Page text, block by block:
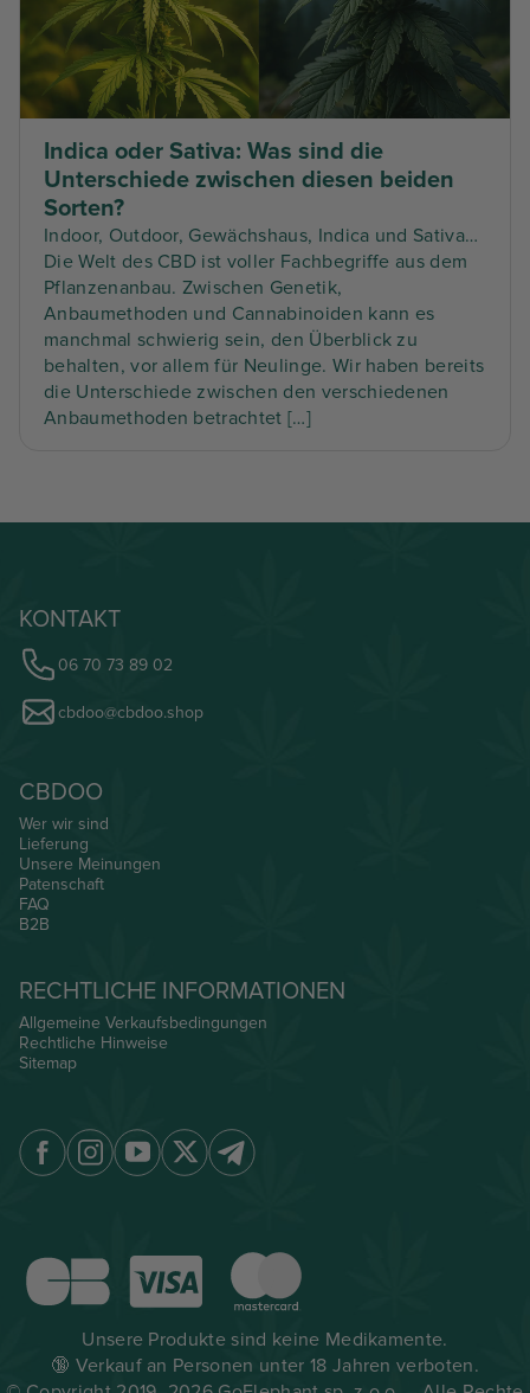
Indica oder Sativa: Was sind die
Unterschiede zwischen diesen beiden
Sorten?
Indoor, Outdoor, Gewächshaus, Indica und Sativa…
Die Welt des CBD ist voller Fachbegriffe aus dem
Pflanzenanbau. Zwischen Genetik,
Anbaumethoden und Cannabinoiden kann es
manchmal schwierig sein, den Überblick zu
behalten, vor allem für Neulinge. Wir haben bereits
die Unterschiede zwischen den verschiedenen
Anbaumethoden betrachtet […]
KONTAKT
06 70 73 89 02
cbdoo@cbdoo.shop
CBDOO
Wer wir sind
Lieferung
Unsere Meinungen
Patenschaft
FAQ
B2B
RECHTLICHE INFORMATIONEN
Allgemeine Verkaufsbedingungen
Rechtliche Hinweise
Sitemap
Unsere Produkte sind keine Medikamente.
🔞 Verkauf an Personen unter 18 Jahren verboten.